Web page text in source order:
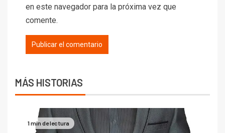
en este navegador para la próxima vez que
comente.
MÁS HISTORIAS
1 min de lectura